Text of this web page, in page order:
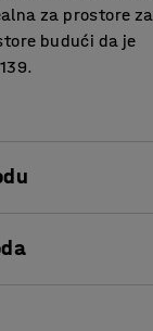
za prostore
budući da je
i